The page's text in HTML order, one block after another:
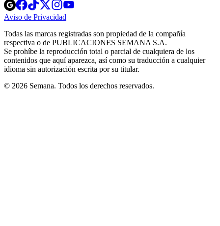
Opens
in
new
Opens
in
new
Opens
in
new
window
Opens
new
windowwindow
Aviso de Privacidad
new
window
Todas las marcas registradas son propiedad de la compañía
respectiva o de PUBLICACIONES SEMANA S.A.
Se prohíbe la reproducción total o parcial de cualquiera de los
contenidos que aquí aparezca, así como su traducción a cualquier
idioma sin autorización escrita por su titular.
© 2026 Semana. Todos los derechos reservados.